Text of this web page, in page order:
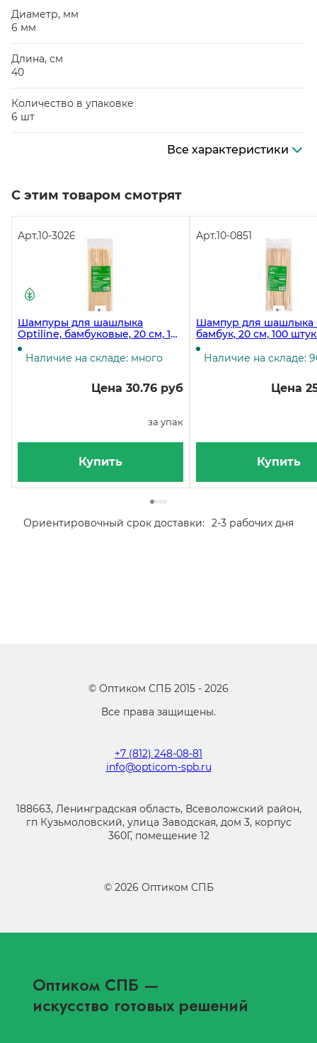
Диаметр, мм
6 мм
Длина, см
40
Количество в упаковке
6 шт
Все характеристики
С этим товаром смотрят
Арт.10-3026
Шампуры для шашлыка
Optiline, бамбуковые, 20 см, 100
штук в упаковке
Наличие на складе: много
Цена 30.76 руб
за упак
Купить
Арт.10-0851
Шампур для шашлыка
бамбук, 20 см, 100
упаковке
Наличие на складе:
Цена
Купить
Ориентировочный срок доставки: 2-3 рабочих дня
© Оптиком СПБ 2015 - 2026
Все права защищены.
+7 (812) 248-08-81
info@opticom-spb.ru
188663, Ленинградская область, Всеволожский район,
гп Кузьмоловский, улица Заводская, дом 3, корпус
360Г, помещение 12
© 2026 Оптиком СПБ
Оптиком СПБ —
искусство готовых решений